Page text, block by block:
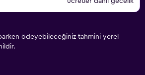
ödeyebileceğiniz tahmini yerel